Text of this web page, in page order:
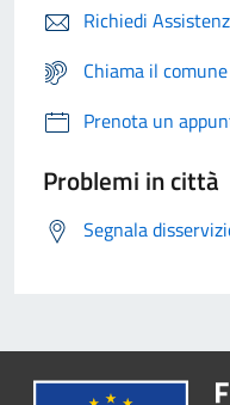
Richiedi
Chiama il
Prenota un
Problemi in città
Segnala